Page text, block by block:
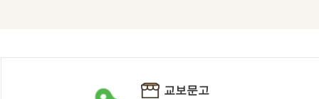
교보문고